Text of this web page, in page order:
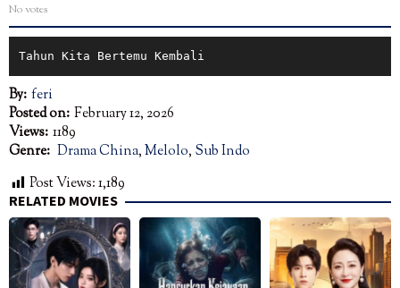
No votes
Tahun Kita Bertemu Kembali
By: feri
Posted on: February 12, 2026
Views: 1189
Genre: Drama China,Melolo, Sub Indo
Post Views:1,189
RELATED MOVIES